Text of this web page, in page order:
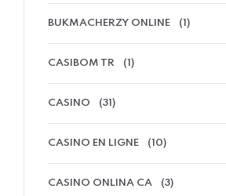
BUKMACHERZY ONLINE (1)
CASIBOM TR (1)
CASINO (31)
CASINO EN LIGNE (10)
CASINO ONLINA CA (3)